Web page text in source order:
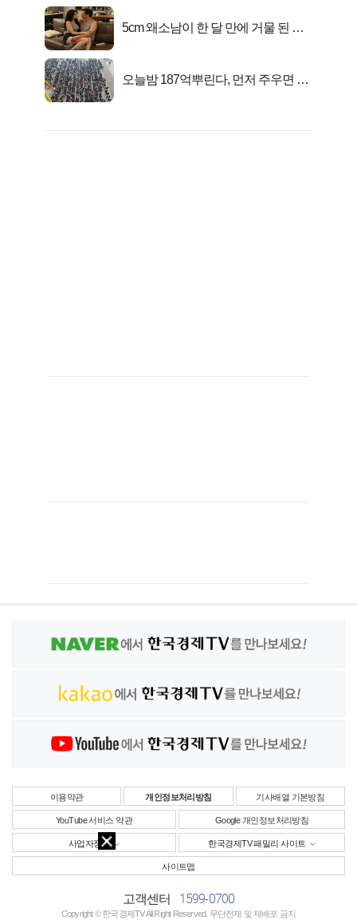
5cm 왜소남이 한 달 만에 거물 된 사
오늘밤 187억뿌린다, 먼저 주우면 최
이용약관 개인정보처리방침 기사배열 기본방침
YouTube 서비스 약관 Google 개인정보처리방침
사업자정보 한국경제TV 패밀리 사이트
사이트맵
고객센터 1599-0700
Copyright © 한국경제TV All Right Reserved. 무단전재 및 재배포 금지